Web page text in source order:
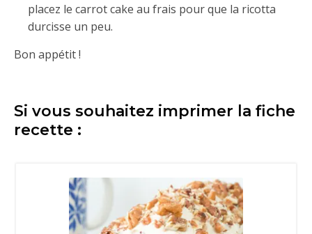
placez le carrot cake au frais pour que la ricotta
durcisse un peu.
Bon appétit !
Si vous souhaitez imprimer la fiche
recette :